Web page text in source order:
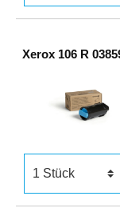
Xerox 106 R